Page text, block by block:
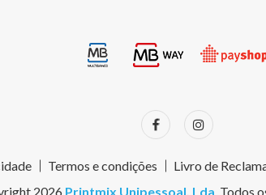
Termos e condições Livro de
2026 Printmix Unipessoal, Lda . Todos